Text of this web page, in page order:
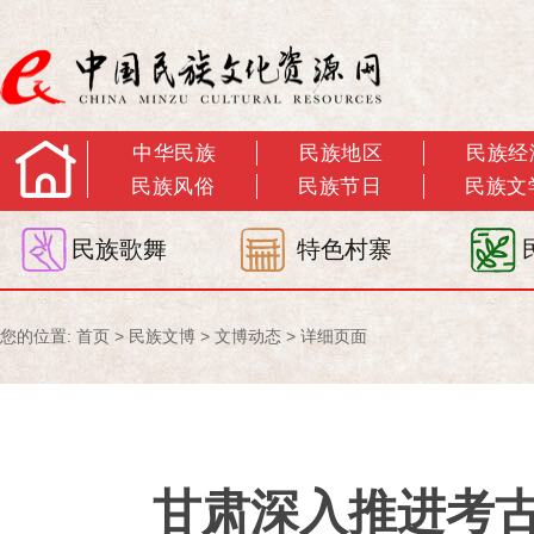
中华民族 民族地区
民族经
民族风俗
民族节日 民族文
民族歌舞 特色村寨
您的位置: 首页 > 民族文博 > 文博动态 > 详细页面
甘肃深入推进考